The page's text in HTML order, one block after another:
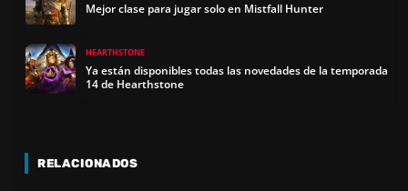
Mejor clase para jugar solo en Mistfall Hunter
HEARTHSTONE
Ya están disponibles todas las novedades de la temporada
14 de Hearthstone
RELACIONADOS